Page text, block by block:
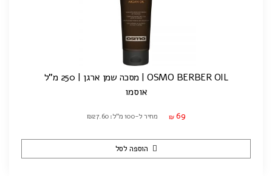
OSMO BERBER OIL | מסכה שמן ארגן | 250 מ"ל
אוסמו
₪ 69 מחיר ל-100 מ"ל: ₪27.60
הוספה לסל